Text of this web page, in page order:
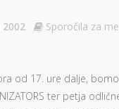
2002 Sporočila za
od 17. ure dalje,
ter petja